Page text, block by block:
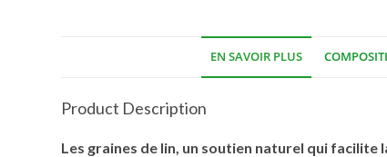
EN SAVOIR PLUS
Product Description
Les graines de lin, un soutien naturel qui facilite